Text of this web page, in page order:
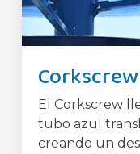
Corkscrew
El Corkscrew
tubo azul
creando un